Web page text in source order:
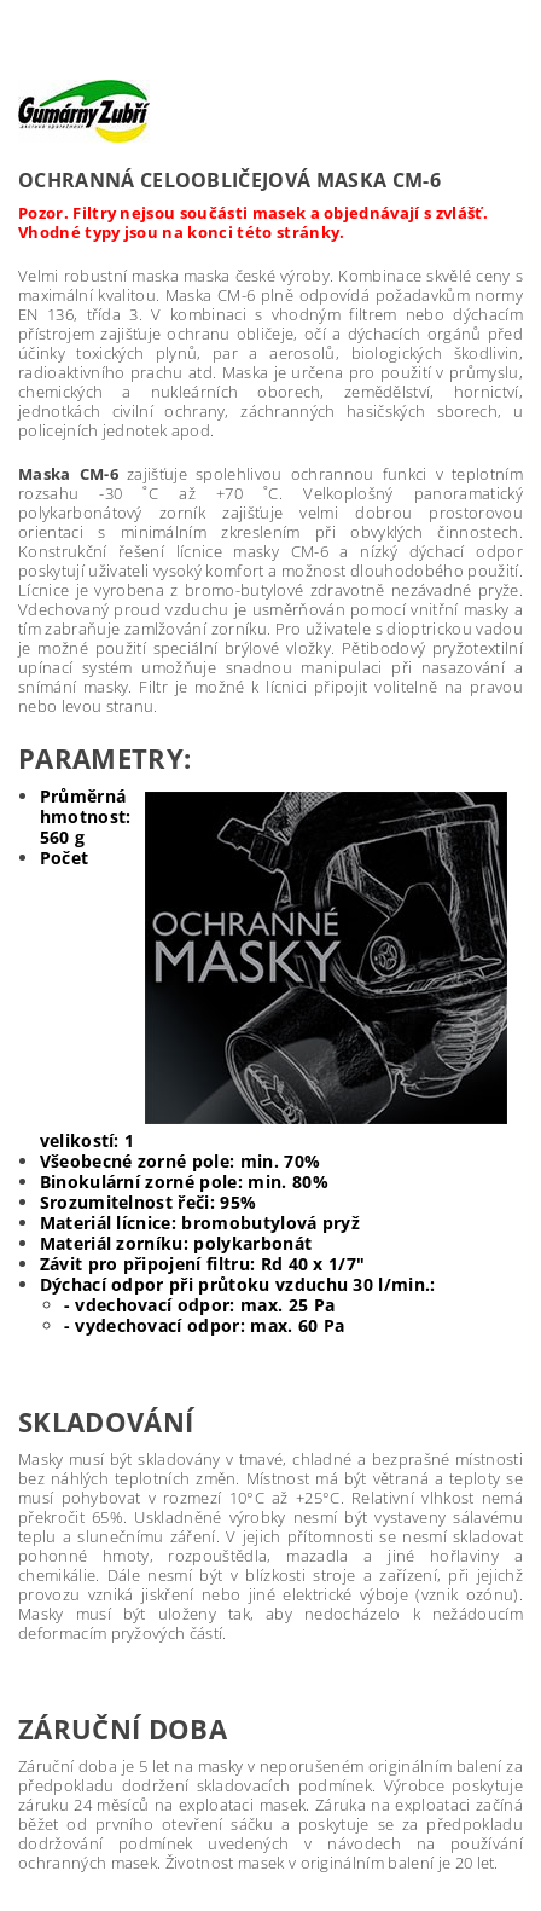
OCHRANNÁ CELOOBLIČEJOVÁ MASKA CM-6
Pozor. Filtry nejsou součásti masek a objednávají s zvlášť.
Vhodné typy jsou na konci této stránky.
Velmi robustní maska maska české výroby. Kombinace skvělé ceny s
maximální kvalitou. Maska CM-6 plně odpovídá požadavkům normy
EN 136, třída 3. V kombinaci s vhodným filtrem nebo dýchacím
přístrojem zajišťuje ochranu obličeje, očí a dýchacích orgánů před
účinky toxických plynů, par a aerosolů, biologických škodlivin,
radioaktivního prachu atd. Maska je určena pro použití v průmyslu,
chemických a nukleárních oborech, zemědělství, hornictví,
jednotkách civilní ochrany, záchranných hasičských sborech, u
policejních jednotek apod.
Maska CM-6zajišťuje spolehlivou ochrannou funkci v teplotním
rozsahu -30 ˚C až +70 ˚C. Velkoplošný panoramatický
polykarbonátový zorník zajišťuje velmi dobrou prostorovou
orientaci s minimálním zkreslením při obvyklých činnostech.
Konstrukční řešení lícnice masky CM-6 a nízký dýchací odpor
poskytují uživateli vysoký komfort a možnost dlouhodobého použití.
Lícnice je vyrobena z bromo-butylové zdravotně nezávadné pryže.
Vdechovaný proud vzduchu je usměrňován pomocí vnitřní masky a
tím zabraňuje zamlžování zorníku. Pro uživatele s dioptrickou vadou
je možné použití speciální brýlové vložky. Pětibodový pryžotextilní
upínací systém umožňuje snadnou manipulaci při nasazování a
snímání masky. Filtr je možné k lícnici připojit volitelně na pravou
nebo levou stranu.
PARAMETRY:
Průměrná
hmotnost:
560 g
Počet
velikostí: 1
Všeobecné zorné pole: min.70%
Binokulární zorné pole: min. 80%
Srozumitelnost řeči:95%
Materiál lícnice: bromobutylová pryž
Materiál zorníku: polykarbonát
Závit pro připojení filtru: Rd 40 x 1/7"
Dýchací odpor při průtoku vzduchu 30 l/min.:
- vdechovací odpor: max. 25 Pa
- vydechovací odpor: max. 60 Pa
SKLADOVÁNÍ
Masky musí být skladovány v tmavé, chladné a bezprašné místnosti
bez náhlých teplotních změn. Místnost má být větraná a teploty se
musí pohybovat v rozmezí 10°C až +25°C. Relativní vlhkost nemá
překročit 65%. Uskladněné výrobky nesmí být vystaveny sálavému
teplu a slunečnímu záření. V jejich přítomnosti se nesmí skladovat
pohonné hmoty, rozpouštědla, mazadla a jiné hořlaviny a
chemikálie. Dále nesmí být v blízkosti stroje a zařízení, při jejichž
provozu vzniká jiskření nebo jiné elektrické výboje (vznik ozónu).
Masky musí být uloženy tak, aby nedocházelo k nežádoucím
deformacím pryžových částí.
ZÁRUČNÍ DOBA
Záruční doba je 5 let na masky v neporušeném originálním balení za
předpokladu dodržení skladovacích podmínek. Výrobce poskytuje
záruku 24 měsíců na exploataci masek. Záruka na exploataci začíná
běžet od prvního otevření sáčku a poskytuje se za předpokladu
dodržování podmínek uvedených v návodech na používání
ochranných masek. Životnost masek v originálním balení je 20 let.